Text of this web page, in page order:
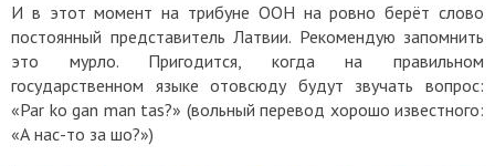
И в этот момент на трибуне ООН на ровно берёт слово
постоянный представитель Латвии. Рекомендую запомнить
это мурло. Пригодится, когда на правильном
государственном языке отовсюду будут звучать вопрос:
«Par ko gan man tas?» (вольный перевод хорошо известного:
«А нас-то за шо?»)